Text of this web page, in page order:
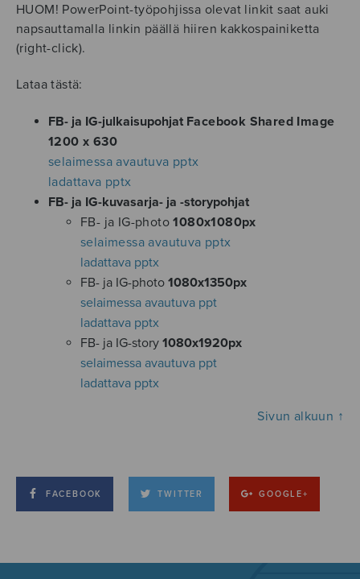
HUOM! PowerPoint-työpohjissa olevat linkit saat auki
napsauttamalla linkin päällä hiiren kakkospainiketta
(right-click).
Lataa tästä:
FB- ja IG-julkaisupohjat Facebook Shared Image
1200 x 630
selaimessa avautuva pptx
ladattava pptx
FB- ja IG-kuvasarja- ja -storypohjat
FB- ja IG-photo1080x1080px
selaimessa avautuva pptx
ladattava pptx
FB- ja IG-photo 1080x1350px
selaimessa avautuva ppt
ladattava pptx
FB- ja IG-story 1080x1920px
selaimessa avautuva ppt
ladattava pptx
Sivun alkuun ↑
FACEBOOK TWITTER GOOGLE+